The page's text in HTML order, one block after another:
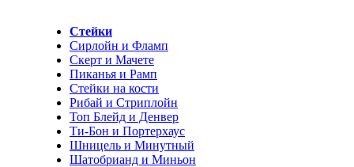
Стейки
Сирлойн и Фламп
Скерт и Мачете
Пиканья и Рамп
Стейки на кости
Рибай и Стриплойн
Топ Блейд и Денвер
Ти-Бон и Портерхаус
Шницель и Минутный
Шатобрианд и Миньон